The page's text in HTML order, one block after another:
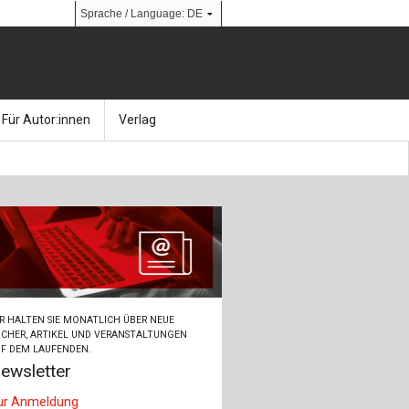
Social Media
Library
Für Autor:innen
Kalender
Zeitschriften
Verlag
Ansprechpartner:innen
So finden Sie uns
bauingenieur24 – Berufsportal
Ingenieurbaupreis
HALTEN SIE MONATLICH ÜBER NEUE
ARTIKEL UND VERANSTALTUNGEN
DEM LAUFENDEN.
Anmeldung